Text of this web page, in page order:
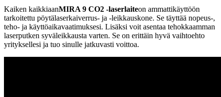
Kaiken kaikkiaanMIRA 9 CO2 -laserlaiteon ammattikäyttöön
tarkoitettu pöytälaserkaiverrus- ja -leikkauskone. Se täyttää nopeus-,
teho- ja käyttöaikavaatimuksesi. Lisäksi voit asentaa tehokkaamman
laserputken syväleikkausta varten. Se on erittäin hyvä vaihtoehto
yrityksellesi ja tuo sinulle jatkuvasti voittoa.